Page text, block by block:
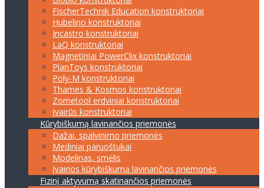
FischerTechnik Education konstruktoriai
Hubelino konstruktoriai
Incastro konstruktoriai
LaQ konstruktoriai
Magnetiniai PowerClix konstruktoriai
PlanToys konstruktoriai
Poly-M konstruktoriai
Thames & Kosmos konstruktoriai
Zometool erdviniai konstruktoriai
Įvairūs konstruktoriai
Kūrybiškumą lavinančios priemonės
Dažai, spalvinimo priemonės
Mediniai paruoštukai
Modelinas, smėlis
Įvairios kūrybiškumą lavinančios priemonės
Fizinį aktyvumą skatinančios priemonės